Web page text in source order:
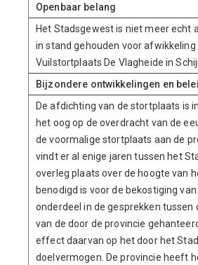
Openbaar belang
Het Stadsgewest is niet meer echt
in stand gehouden voor
Vuilstortplaats De Vlagheide in
Bijzondere ontwikkelingen en
De afdichting van de stortplaats is
het oog op de overdracht van de
de voormalige stortplaats aan de
vindt er al enige jaren tussen het
overleg plaats over de hoogte van
benodigd is voor de bekostiging van
onderdeel in de gesprekken tussen
van de door de provincie
effect daarvan op het door het
doelvermogen. De provincie heeft